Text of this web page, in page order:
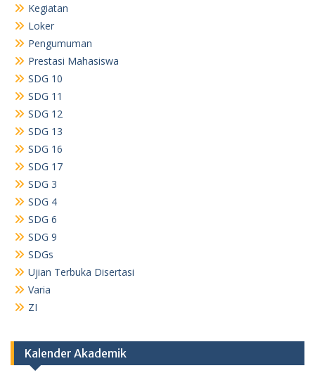
Kegiatan
Loker
Pengumuman
Prestasi Mahasiswa
SDG 10
SDG 11
SDG 12
SDG 13
SDG 16
SDG 17
SDG 3
SDG 4
SDG 6
SDG 9
SDGs
Ujian Terbuka Disertasi
Varia
ZI
Kalender Akademik